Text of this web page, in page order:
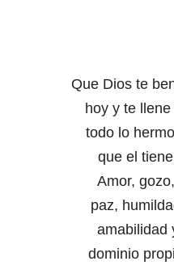
Que Dios te
hoy y te llene
todo lo
que el
Amor, gozo,
paz,
amabilidad
dominio